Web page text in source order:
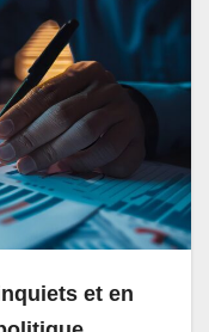
et en